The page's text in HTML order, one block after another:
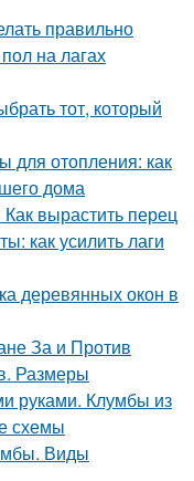
правильно
на лагах
тот, который
для отопления: как
дома
вырастить перец
как усилить лаги
деревянных окон в
За и Против
Размеры
руками. Клумбы из
схемы
Виды